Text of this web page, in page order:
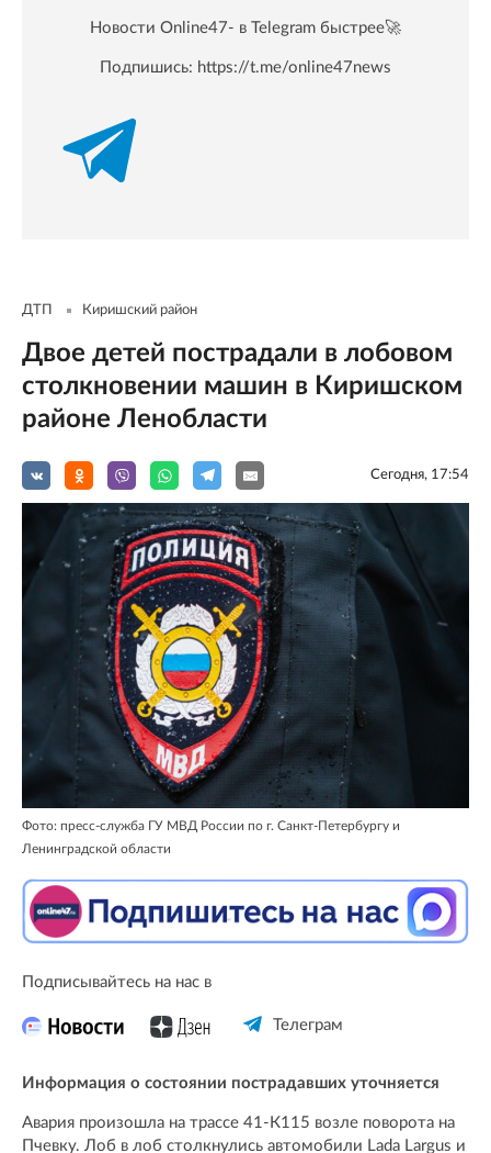
Новости Online47- в Telegram быстрее🚀
Подпишись: https://t.me/online47news
ДТП Киришский район
Двое детей пострадали в лобовом
столкновении машин в Киришском
районе Ленобласти
Сегодня, 17:54
Фото: пресс-служба ГУ МВД России по г. Санкт-Петербургу и
Ленинградской области
Подписывайтесь на нас в
Телеграм
Информация о состоянии пострадавших уточняется
Авария произошла на трассе 41-К115 возле поворота на
Пчевку. Лоб в лоб столкнулись автомобили Lada Largus и